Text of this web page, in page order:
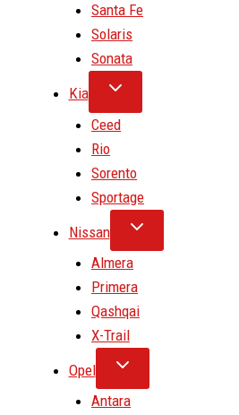
Santa Fe
Solaris
Sonata
Kia
Ceed
Rio
Sorento
Sportage
Nissan
Almera
Primera
Qashqai
X-Trail
Opel
Antara